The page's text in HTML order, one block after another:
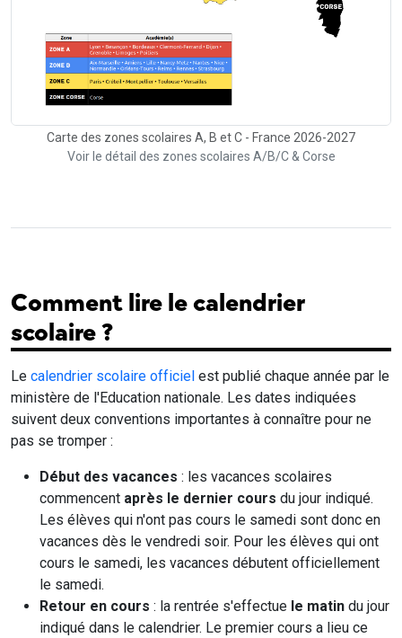
Carte des zones scolaires A, B et C - France 2026-2027
Voir le détail des zones scolaires A/B/C & Corse
Comment lire le calendrier
scolaire ?
Le calendrier scolaire officiel est publié chaque année par le
ministère de l'Education nationale. Les dates indiquées
suivent deux conventions importantes à connaître pour ne
pas se tromper :
Début des vacances : les vacances scolaires
commencent après le dernier cours du jour indiqué.
Les élèves qui n'ont pas cours le samedi sont donc en
vacances dès le vendredi soir. Pour les élèves qui ont
cours le samedi, les vacances débutent officiellement
le samedi.
Retour en cours : la rentrée s'effectue le matin du jour
indiqué dans le calendrier. Le premier cours a lieu ce